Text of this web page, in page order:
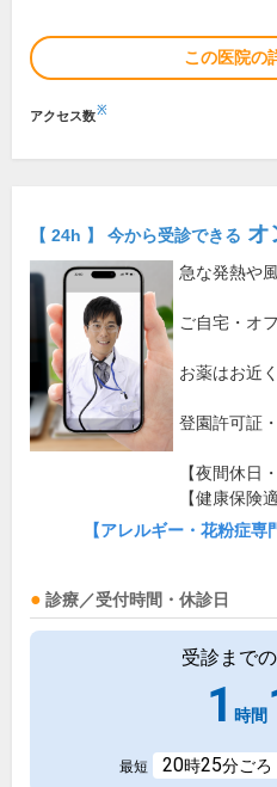
この医院の
アクセス数※
【 24h 】 今から受診できる オ
急な発熱や
ご自宅・オ
お薬はお近
登園許可証
【夜間休日
【健康保険
【アレルギー・花粉症専
診療／受付時間・休診日
受診まで
1 時間
最短 20時25分ごろ